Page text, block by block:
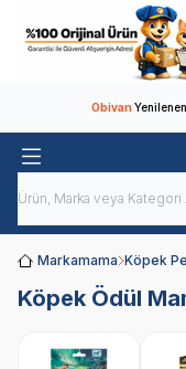
Obivan
Markamama Köpek
Köpek Ödül